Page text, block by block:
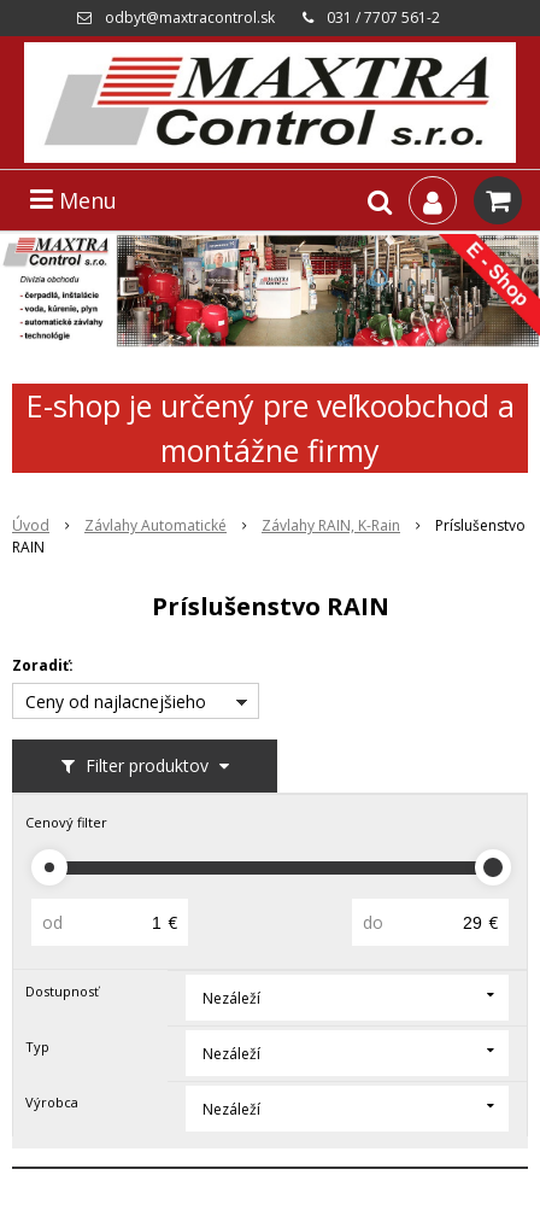
odbyt@maxtracontrol.sk 031 / 7707 561-2
Menu
E-shop je určený pre veľkoobchod a
montážne firmy
Úvod Závlahy Automatické Závlahy RAIN, K-Rain
Príslušenstvo
RAIN
Príslušenstvo RAIN
Filter produktov
Zoradiť:
Ceny od najlacnejšieho
Cenový filter
od € do €
Dostupnosť Nezáleží
Typ Nezáleží
Výrobca Nezáleží